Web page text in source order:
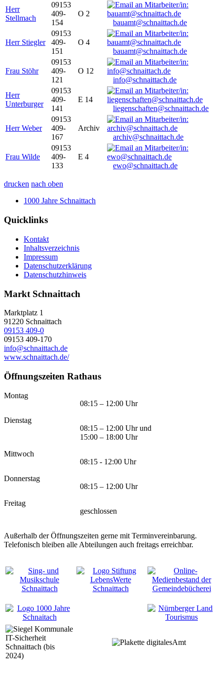
Herr
Stellmach
09153
409-
154
O 2
bauamt@schnaittach.de
Herr Stiegler
09153
409-
151
O 4
bauamt@schnaittach.de
Frau Stöhr
09153
409-
121
O 12
info@schnaittach.de
Herr
Unterburger
09153
409-
141
E 14
liegenschaften@schnaittach.de
Herr Weber
09153
409-
167
Archiv
archiv@schnaittach.de
Frau Wilde
09153
409-
133
E 4
ewo@schnaittach.de
drucken nach oben
1000 Jahre Schnaittach
Quicklinks
Kontakt
Inhaltsverzeichnis
Impressum
Datenschutzerklärung
Datenschutzhinweis
Markt Schnaittach
Marktplatz 1
91220 Schnaittach
09153 409-0
09153 409-170
info@schnaittach.de
www.schnaittach.de/
Öffnungszeiten Rathaus
Montag
08:15 – 12:00 Uhr
Dienstag
08:15 – 12:00 Uhr und
15:00 – 18:00 Uhr
Mittwoch
08:15 - 12:00 Uhr
Donnerstag
08:15 – 12:00 Uhr
Freitag
geschlossen
Außerhalb der Öffnungszeiten gerne mit Terminvereinbarung.
Telefonisch bleiben alle Abteilungen auch freitags erreichbar.